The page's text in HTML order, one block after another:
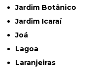
Jardim Botânico
Jardim Icaraí
Joá
Lagoa
Laranjeiras